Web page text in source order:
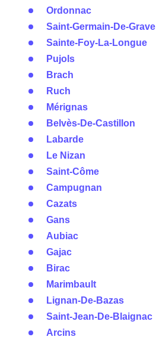
Ordonnac
Saint-Germain-De-Grave
Sainte-Foy-La-Longue
Pujols
Brach
Ruch
Mérignas
Belvès-De-Castillon
Labarde
Le Nizan
Saint-Côme
Campugnan
Cazats
Gans
Aubiac
Gajac
Birac
Marimbault
Lignan-De-Bazas
Saint-Jean-De-Blaignac
Arcins